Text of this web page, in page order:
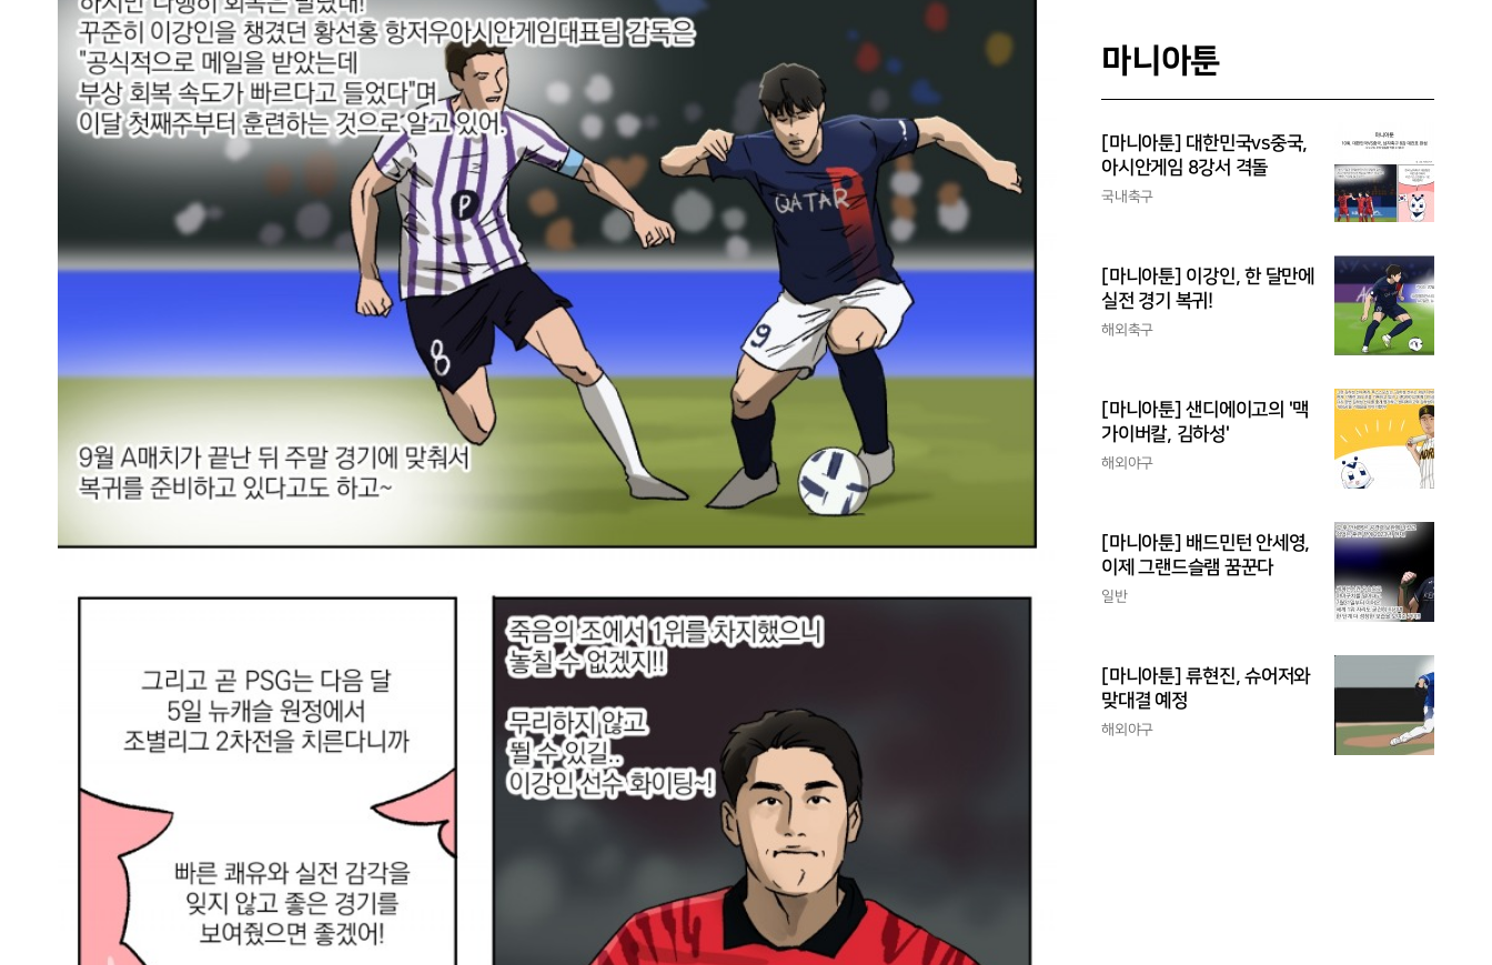
마니아툰
[마니아툰] 대한민국vs중국,
아시안게임 8강서 격돌
국내축구
[마니아툰] 이강인, 한 달만에
실전 경기 복귀!
해외축구
[마니아툰] 샌디에이고의 '맥
가이버칼, 김하성'
해외야구
[마니아툰] 배드민턴 안세영,
이제 그랜드슬램 꿈꾼다
일반
[마니아툰] 류현진, 슈어저와
맞대결 예정
해외야구